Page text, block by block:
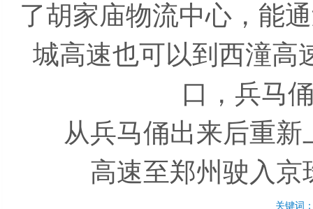
了胡家庙物流中心，能
城高速也可以到西潼高
口，兵马
从兵马俑出来后重新
高速至郑州驶入
关键词